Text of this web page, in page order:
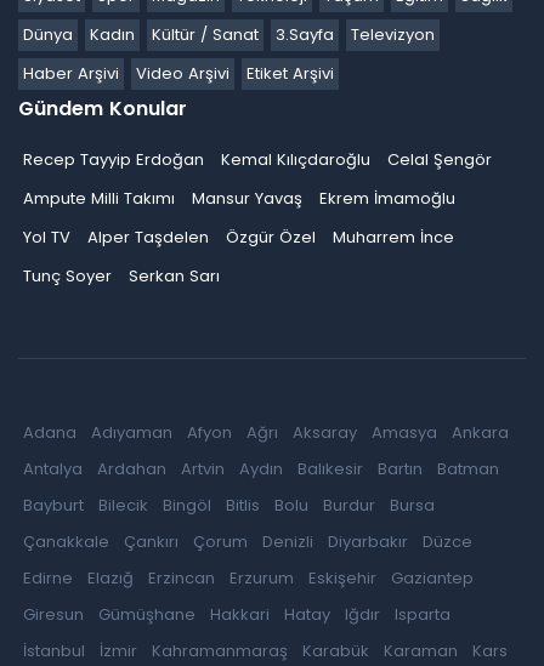
Dünya
Kadın Kültür / Sanat 3.Sayfa
Televizyon
Haber Arşivi
Video Arşivi Etiket Arşivi
Gündem Konular
Recep Tayyip Erdoğan Kemal Kılıçdaroğlu
Celal Şengör
Ampute Milli Takımı
Mansur Yavaş
Ekrem İmamoğlu
Yol TV
Alper Taşdelen Özgür Özel
Muharrem İnce
Tunç Soyer
Serkan Sarı
Adana Adıyaman Afyon Ağrı Aksaray Amasya
Ankara
Antalya
Ardahan Artvin Aydın Balıkesir Bartın
Batman
Bayburt
Bilecik Bingöl Bitlis Bolu Burdur
Bursa
Çanakkale
Çankırı Çorum Denizli Diyarbakır
Düzce
Edirne
Elazığ Erzincan Erzurum Eskişehir
Gaziantep
Giresun
Gümüşhane Hakkari Hatay Iğdır
Isparta
İstanbul
İzmir Kahramanmaraş Karabük Karaman
Kars